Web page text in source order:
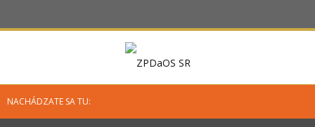
NACHÁDZATE SA TU: